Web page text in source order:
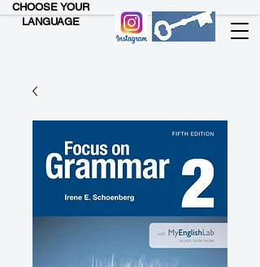
CHOOSE YOUR
LANGUAGE